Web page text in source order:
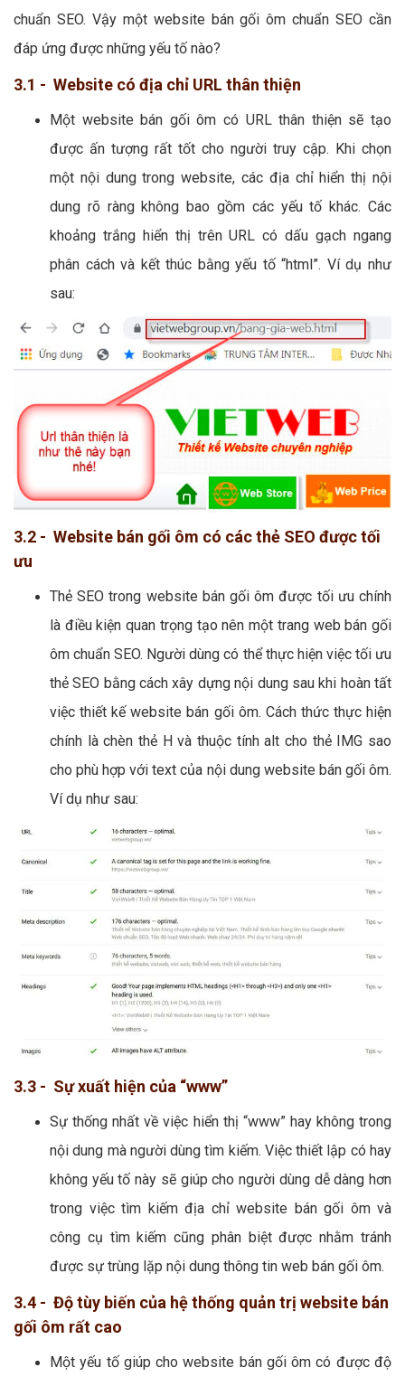
chuẩn SEO. Vậy một website bán gối ôm chuẩn SEO cần
đáp ứng được những yếu tố nào?
3.1 - Website có địa chỉ URL thân thiện
Một website bán gối ôm có URL thân thiện sẽ tạo
được ấn tượng rất tốt cho người truy cập. Khi chọn
một nội dung trong website, các địa chỉ hiển thị nội
dung rõ ràng không bao gồm các yếu tố khác. Các
khoảng trắng hiển thị trên URL có dấu gạch ngang
phân cách và kết thúc bằng yếu tố “html”. Ví dụ như
sau:
3.2 - Website bán gối ôm có các thẻ SEO được tối
ưu
Thẻ SEO trong website bán gối ôm được tối ưu chính
là điều kiện quan trọng tạo nên một trang web bán gối
ôm chuẩn SEO. Người dùng có thể thực hiện việc tối ưu
thẻ SEO bằng cách xây dựng nội dung sau khi hoàn tất
việc thiết kế website bán gối ôm. Cách thức thực hiện
chính là chèn thẻ H và thuộc tính alt cho thẻ IMG sao
cho phù hợp với text của nội dung website bán gối ôm.
Ví dụ như sau:
3.3 - Sự xuất hiện của “www”
Sự thống nhất về việc hiển thị “www” hay không trong
nội dung mà người dùng tìm kiếm. Việc thiết lập có hay
không yếu tố này sẽ giúp cho người dùng dễ dàng hơn
trong việc tìm kiếm địa chỉ website bán gối ôm và
công cụ tìm kiếm cũng phân biệt được nhằm tránh
được sự trùng lặp nội dung thông tin web bán gối ôm.
3.4 - Độ tùy biến của hệ thống quản trị website bán
gối ôm rất cao
Một yếu tố giúp cho website bán gối ôm có được độ